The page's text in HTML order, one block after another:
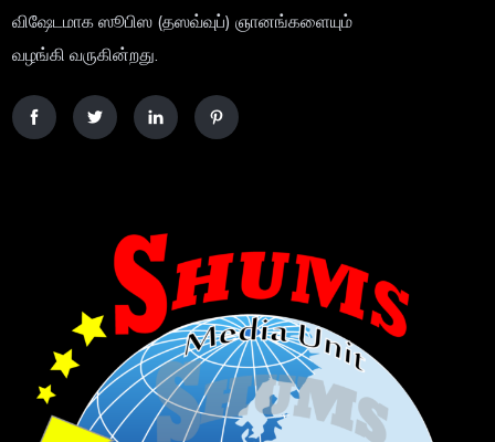
விஷேடமாக ஸூபிஸ (தஸவ்வுப்) ஞானங்களையும்
வழங்கி வருகின்றது.